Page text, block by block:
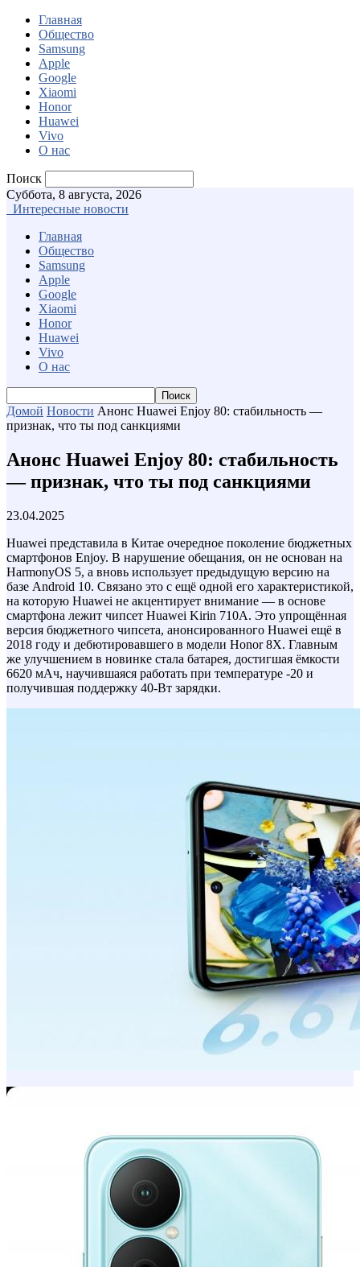
Главная
Общество
Samsung
Apple
Google
Xiaomi
Honor
Huawei
Vivo
О нас
Поиск
Суббота, 8 августа, 2026
Интересные новости
Главная
Общество
Samsung
Apple
Google
Xiaomi
Honor
Huawei
Vivo
О нас
Домой Новости Анонс Huawei Enjoy 80: стабильность —
признак, что ты под санкциями
Анонс Huawei Enjoy 80: стабильность
— признак, что ты под санкциями
23.04.2025
Huawei представила в Китае очередное поколение бюджетных
смартфонов Enjoy. В нарушение обещания, он не основан на
HarmonyOS 5, а вновь использует предыдущую версию на
базе Android 10. Связано это с ещё одной его характеристикой,
на которую Huawei не акцентирует внимание — в основе
смартфона лежит чипсет Huawei Kirin 710A. Это упрощённая
версия бюджетного чипсета, анонсированного Huawei ещё в
2018 году и дебютировавшего в модели Honor 8X. Главным
же улучшением в новинке стала батарея, достигшая ёмкости
6620 мАч, научившаяся работать при температуре -20 и
получившая поддержку 40-Вт зарядки.